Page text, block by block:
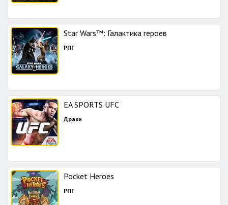
Star Wars™: Галактика героев
РПГ
EA SPORTS UFC
Драки
Pocket Heroes
РПГ